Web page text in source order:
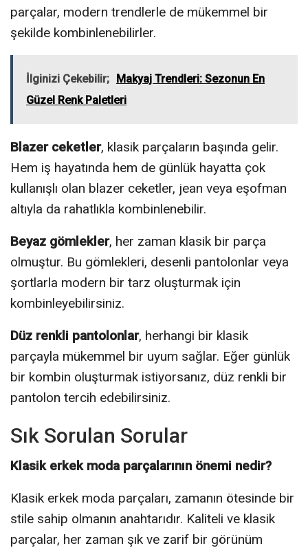
parçalar, modern trendlerle de mükemmel bir
şekilde kombinlenebilirler.
İlginizi Çekebilir; Makyaj Trendleri: Sezonun En
Güzel Renk Paletleri
Blazer ceketler, klasik parçaların başında gelir.
Hem iş hayatında hem de günlük hayatta çok
kullanışlı olan blazer ceketler, jean veya eşofman
altıyla da rahatlıkla kombinlenebilir.
Beyaz gömlekler, her zaman klasik bir parça
olmuştur. Bu gömlekleri, desenli pantolonlar veya
şortlarla modern bir tarz oluşturmak için
kombinleyebilirsiniz.
Düz renkli pantolonlar, herhangi bir klasik
parçayla mükemmel bir uyum sağlar. Eğer günlük
bir kombin oluşturmak istiyorsanız, düz renkli bir
pantolon tercih edebilirsiniz.
Sık Sorulan Sorular
Klasik erkek moda parçalarının önemi nedir?
Klasik erkek moda parçaları, zamanın ötesinde bir
stile sahip olmanın anahtarıdır. Kaliteli ve klasik
parçalar, her zaman şık ve zarif bir görünüm